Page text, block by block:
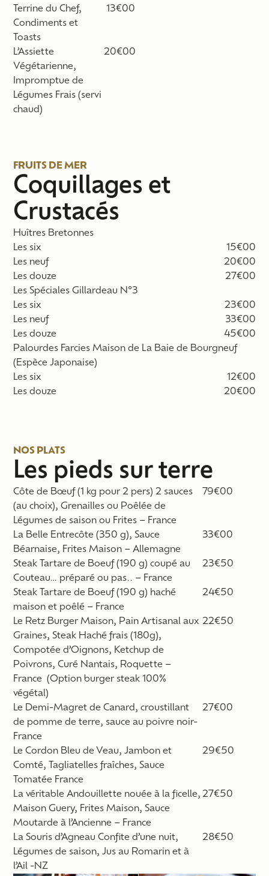
Terrine du Chef,
Condiments et
Toasts
13€00
L’Assiette
Végétarienne,
Impromptue de
Légumes Frais(servi
chaud)
20€00
FRUITS DE MER
Coquillages et
Crustacés
Huîtres Bretonnes
Les six
15€00
Les neuf
20€00
Les douze
27€00
Les Spéciales Gillardeau N°3
Les six
23€00
Les neuf
33€00
Les douze
45€00
Palourdes Farcies Maison de La Baie de Bourgneuf
(Espèce Japonaise)
Les six
12€00
Les douze
20€00
NOS PLATS
Les pieds sur terre
Côte de Bœuf (1 kg pour 2 pers) 2 sauces
(au choix), Grenailles ou Poêlée de
Légumes de saison ou Frites – France
79€00
La Belle Entrecôte (350 g), Sauce
Béarnaise, Frites Maison – Allemagne
33€00
Steak Tartare de Boeuf(190 g) coupé au
Couteau… préparé ou pas.. – France
23€50
Steak Tartare de Boeuf (190 g) haché
maison et poêlé – France
24€50
Le Retz Burger Maison, Pain Artisanal aux
Graines, Steak Haché frais(180g),
Compotée d’Oignons, Ketchup de
Poivrons, Curé Nantais, Roquette –
France (Option burger steak 100%
végétal)
22€50
Le Demi-Magret de Canard, croustillant
de pomme de terre, sauce au poivre noir-
France
27€00
Le Cordon Bleu de Veau, Jambon et
Comté, Tagliatelles fraîches, Sauce
Tomatée France
29€50
La véritable Andouillette nouée à la ficelle,
Maison Guery, Frites Maison, Sauce
Moutarde à l’Ancienne – France
27€50
La Souris d’Agneau Confite d’une nuit,
Légumes de saison, Jus au Romarin et à
l’Ail -NZ
28€50